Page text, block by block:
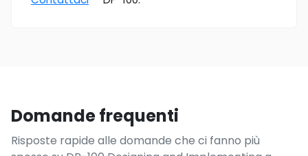
Domande frequenti
Risposte rapide alle domande che ci fanno più